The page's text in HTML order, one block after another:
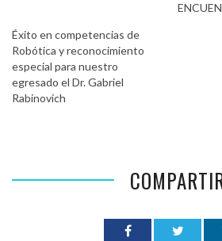
Éxito en competencias de
Robótica y reconocimiento
especial para nuestro
egresado el Dr. Gabriel
Rabinovich